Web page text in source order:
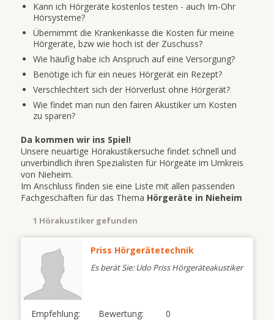
Kann ich Hörgeräte kostenlos testen - auch Im-Ohr
Hörsysteme?
Übernimmt die Krankenkasse die Kosten für meine
Hörgeräte, bzw wie hoch ist der Zuschuss?
Wie häufig habe ich Anspruch auf eine Versorgung?
Benötige ich für ein neues Hörgerät ein Rezept?
Verschlechtert sich der Hörverlust ohne Hörgerät?
Wie findet man nun den fairen Akustiker um Kosten
zu sparen?
Da kommen wir ins Spiel!
Unsere neuartige Hörakustikersuche findet schnell und
unverbindlich ihren Spezialisten für Hörgeäte im Umkreis
von Nieheim.
Im Anschluss finden sie eine Liste mit allen passenden
Fachgeschäften für das Thema Hörgeräte in Nieheim
1 Hörakustiker gefunden
Priss Hörgerätetechnik
Es berät Sie: Udo Priss Hörgeräteakustiker
Empfehlung: 0
Bewertung: